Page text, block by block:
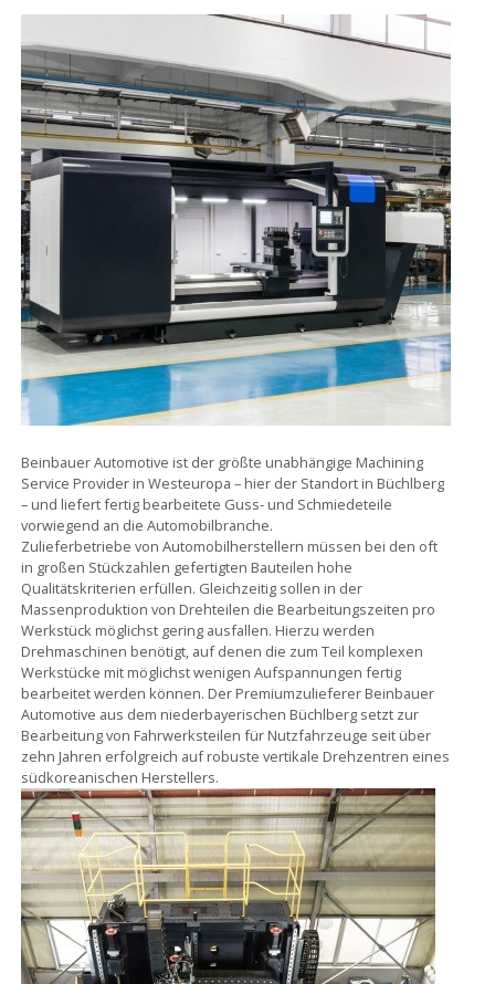
Beinbauer Automotive ist der größte unabhängige Machining
Service Provider in Westeuropa – hier der Standort in Büchlberg
– und liefert fertig bearbeitete Guss- und Schmiedeteile
vorwiegend an die Automobilbranche.
Zulieferbetriebe von Automobilherstellern müssen bei den oft
in großen Stückzahlen gefertigten Bauteilen hohe
Qualitätskriterien erfüllen. Gleichzeitig sollen in der
Massenproduktion von Drehteilen die Bearbeitungszeiten pro
Werkstück möglichst gering ausfallen. Hierzu werden
Drehmaschinen benötigt, auf denen die zum Teil komplexen
Werkstücke mit möglichst wenigen Aufspannungen fertig
bearbeitet werden können. Der Premiumzulieferer Beinbauer
Automotive aus dem niederbayerischen Büchlberg setzt zur
Bearbeitung von Fahrwerksteilen für Nutzfahrzeuge seit über
zehn Jahren erfolgreich auf robuste vertikale Drehzentren eines
südkoreanischen Herstellers.